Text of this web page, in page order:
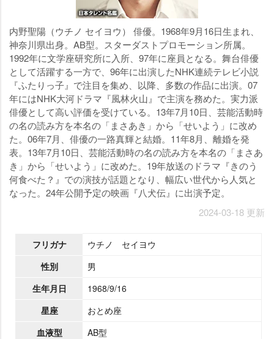
内野聖陽（ウチノ セイヨウ） 俳優。1968年9月16日生まれ、
神奈川県出身。AB型。スターダストプロモーション所属。
1992年に文学座研究所に入所、97年に座員となる。舞台俳優
として活躍する一方で、96年に出演したNHK連続テレビ小説
『ふたりっ子』で注目を集め、以降、多数の作品に出演。07
年にはNHK大河ドラマ『風林火山』で主演を務めた。実力派
俳優として高い評価を受けている。13年7月10日、芸能活動時
の名の読み方を本名の「まさあき」から「せいよう」に改め
た。06年7月、俳優の一路真輝と結婚。11年8月、離婚を発
表。13年7月10日、芸能活動時の名の読み方を本名の「まさあ
き」から「せいよう」に改めた。19年放送のドラマ『きのう
何食べた？』での演技が話題となり、幅広い世代から人気と
なった。24年公開予定の映画『八犬伝』に出演予定。
2024-03-18 更新
フリガナ
ウチノ セイヨウ
性別
男
生年月日
1968/9/16
星座
おとめ座
血液型
AB型